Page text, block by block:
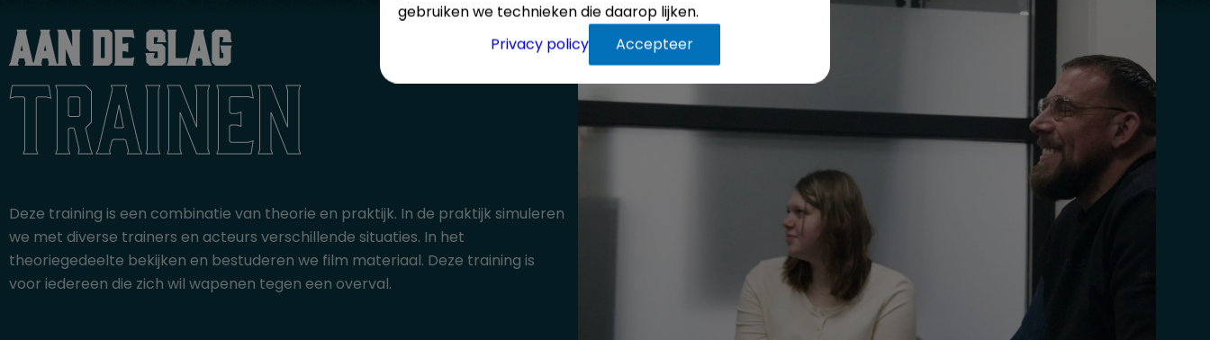
Aan de slag
trainen
Deze training is een combinatie van theorie en praktijk. In de praktijk simuleren
we met diverse trainers en acteurs verschillende situaties. In het
theoriegedeelte bekijken en bestuderen we film materiaal. Deze training is
voor iedereen die zich wil wapenen tegen een overval.
gebruiken we technieken die daarop lijken.
Privacy policy
Accepteer